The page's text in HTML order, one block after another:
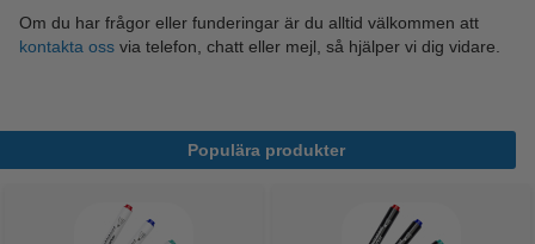
Om du har frågor eller funderingar är du alltid välkommen att
kontakta oss via telefon, chatt eller mejl, så hjälper vi dig vidare.
Populära produkter